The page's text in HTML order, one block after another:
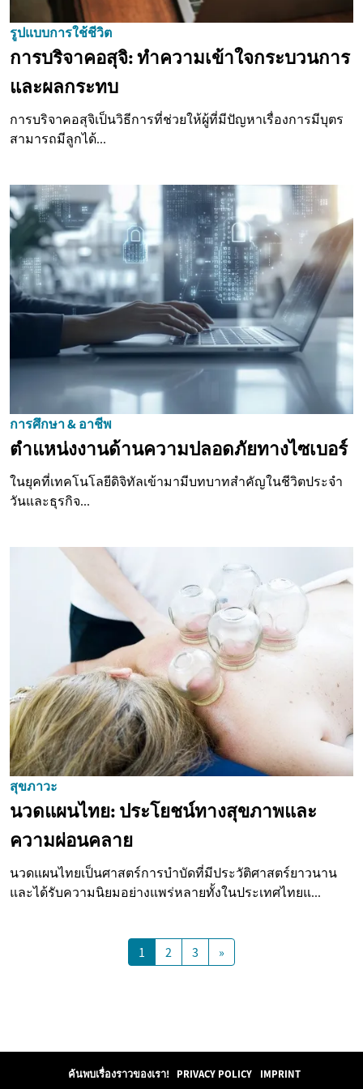
รูปแบบการใช้ชีวิต
การบริจาคอสุจิ: ทำความเข้าใจกระบวนการ
และผลกระทบ
การบริจาคอสุจิเป็นวิธีการที่ช่วยให้ผู้ที่มีปัญหาเรื่องการมีบุตร
สามารถมีลูกได้...
การศึกษา & อาชีพ
ตำแหน่งงานด้านความปลอดภัยทางไซเบอร์
ในยุคที่เทคโนโลยีดิจิทัลเข้ามามีบทบาทสำคัญในชีวิตประจำ
วันและธุรกิจ...
สุขภาวะ
นวดแผนไทย: ประโยชน์ทางสุขภาพและ
ความผ่อนคลาย
นวดแผนไทยเป็นศาสตร์การบำบัดที่มีประวัติศาสตร์ยาวนาน
และได้รับความนิยมอย่างแพร่หลายทั้งในประเทศไทยแ...
1 2 3 »
ค้นพบเรื่องราวของเรา! PRIVACY POLICY IMPRINT